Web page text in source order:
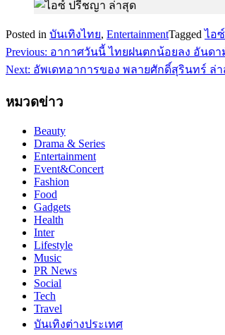
Posted in บันเทิงไทย, EntertainmentTaggedไอ
แนะแนว
Previous: อากาศวันนี้ ไทยฝนตกน้อยลง อันด
Next: อัพเดทอาการของ พลายศักดิ์สุรินทร์ ล่
หมวดข่าว
Beauty
Drama & Series
Entertainment
Event&Concert
Fashion
Food
Gadgets
Health
Inter
Lifestyle
Music
PR News
Social
Tech
Travel
บันเทิงต่างประเทศ